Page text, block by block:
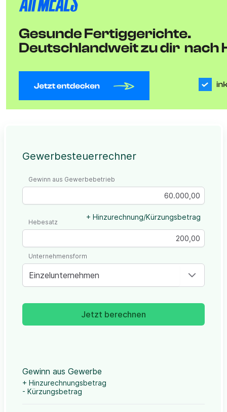
Gewerbesteuerrechner
Gewinn aus Gewerbebetrieb
+ Hinzurechnung/Kürzungsbetrag
Hebesatz
Einzelunternehmen
Unternehmensform
Jetzt berechnen
Gewinn aus Gewerbe
+ Hinzurechnungsbetrag
- Kürzungsbetrag